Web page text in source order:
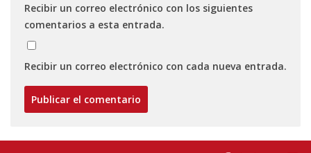
Recibir un correo electrónico con los siguientes
comentarios a esta entrada.
Recibir un correo electrónico con cada nueva entrada.